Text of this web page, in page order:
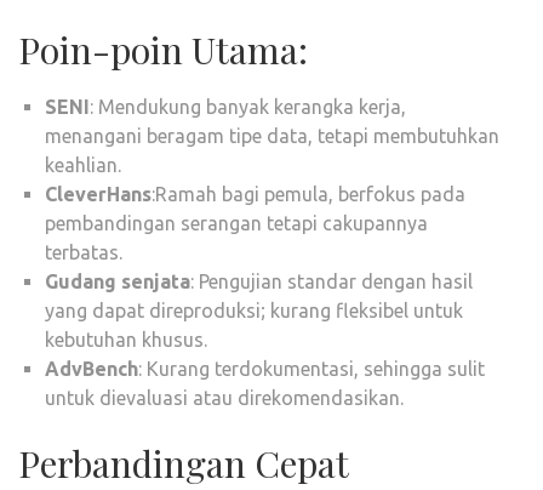
Poin-poin Utama:
SENI : Mendukung banyak kerangka kerja,
menangani beragam tipe data, tetapi membutuhkan
keahlian.
CleverHans:Ramah bagi pemula, berfokus pada
pembandingan serangan tetapi cakupannya
terbatas.
Gudang senjata: Pengujian standar dengan hasil
yang dapat direproduksi; kurang fleksibel untuk
kebutuhan khusus.
AdvBench: Kurang terdokumentasi, sehingga sulit
untuk dievaluasi atau direkomendasikan.
Perbandingan Cepat